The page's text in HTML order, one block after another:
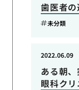
歯医者
未分類
ある朝
眼科ク
2022.06.09